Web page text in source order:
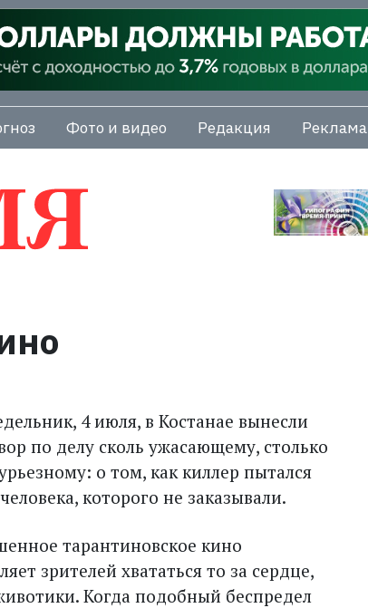
Фото и видео Редакция Реклама
4 июля, в Костанае вынесли
по делу сколь ужасающему, столько
о том, как киллер пытался
которого не заказывали.
тарантиновское кино
зрителей хвататься то за сердце,
Когда подобный беспредел